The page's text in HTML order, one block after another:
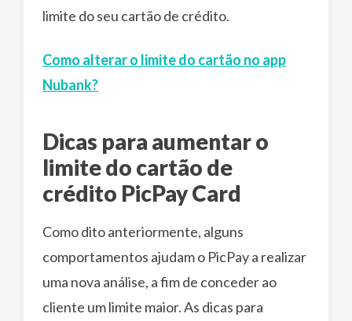
limite do seu cartão de crédito.
Como alterar o limite do cartão no app
Nubank?
Dicas para aumentar o
limite do cartão de
crédito PicPay Card
Como dito anteriormente, alguns
comportamentos ajudam o PicPay a realizar
uma nova análise, a fim de conceder ao
cliente um limite maior. As dicas para